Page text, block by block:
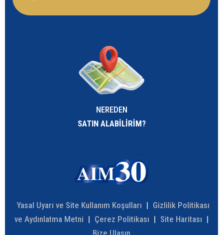
NEREDEN
SATIN ALABİLİRİM?
Yasal Uyarı ve Site Kullanım Koşulları | Gizlilik Politikası
ve Aydınlatma Metni | Çerez Politikası | Site Haritası |
Bize Ulaşın